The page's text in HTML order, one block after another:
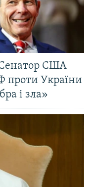
Сенатор США
проти України
і зла»